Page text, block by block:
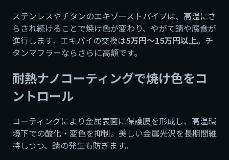
ステンレスやチタンのエキゾーストパイプは、高温にさ
らされ続けることで焼け色が変わり、やがて錆や腐食が
進行します。エキパイの交換は5万円〜15万円以上。チ
タンマフラーならさらに高額です。
耐熱ナノコーティングで焼け色をコ
ントロール
コーティングにより金属表面に保護膜を形成し、高温環
境下での酸化・変色を抑制。美しい金属光沢を長期間維
持しつつ、錆の発生も防ぎます。